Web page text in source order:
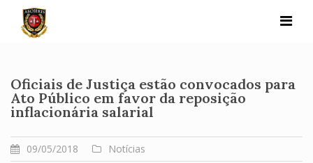
content
Oficiais de Justiça estão convocados para
Ato Público em favor da reposição
inflacionária salarial
09/05/2018 Notícias